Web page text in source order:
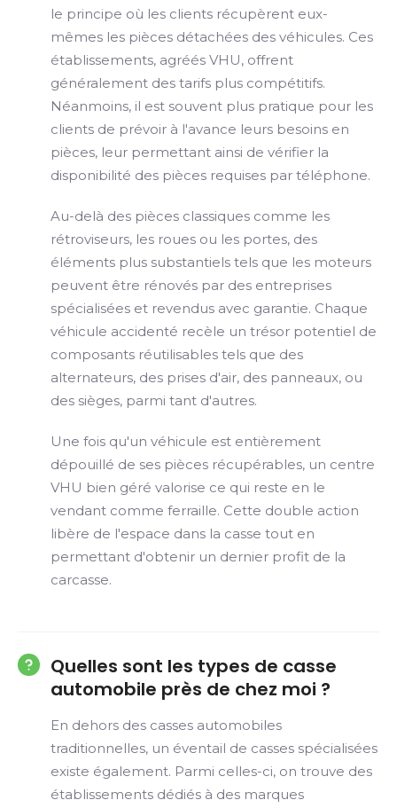
le principe où les clients récupèrent eux-
mêmes les pièces détachées des véhicules. Ces
établissements, agréés VHU, offrent
généralement des tarifs plus compétitifs.
Néanmoins, il est souvent plus pratique pour les
clients de prévoir à l'avance leurs besoins en
pièces, leur permettant ainsi de vérifier la
disponibilité des pièces requises par téléphone.
Au-delà des pièces classiques comme les
rétroviseurs, les roues ou les portes, des
éléments plus substantiels tels que les moteurs
peuvent être rénovés par des entreprises
spécialisées et revendus avec garantie. Chaque
véhicule accidenté recèle un trésor potentiel de
composants réutilisables tels que des
alternateurs, des prises d'air, des panneaux, ou
des sièges, parmi tant d'autres.
Une fois qu'un véhicule est entièrement
dépouillé de ses pièces récupérables, un centre
VHU bien géré valorise ce qui reste en le
vendant comme ferraille. Cette double action
libère de l'espace dans la casse tout en
permettant d'obtenir un dernier profit de la
carcasse.
Quelles sont les types de casse
automobile près de chez moi ?
En dehors des casses automobiles
traditionnelles, un éventail de casses spécialisées
existe également. Parmi celles-ci, on trouve des
établissements dédiés à des marques